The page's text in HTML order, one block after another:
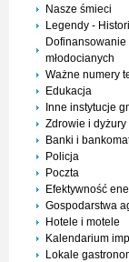
Nasze śmieci
Legendy -
Dofinansowanie
młodocianych
Ważne numery
Edukacja
Inne instytucje
Zdrowie i dyżury
Banki i
Policja
Poczta
Efektywność
Gospodarstwa
Hotele i motele
Kalendarium
Lokale